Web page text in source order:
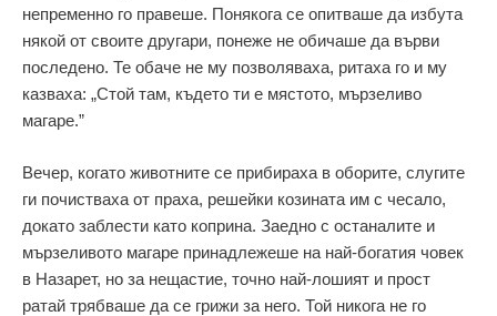
непременно го правеше. Понякога се опитваше да избута
някой от своите другари, понеже не обичаше да върви
последено. Те обаче не му позволяваха, ритаха го и му
казваха: „Стой там, където ти е мястото, мързеливо
магаре.”
Вечер, когато животните се прибираха в оборите, слугите
ги почистваха от праха, решейки козината им с чесало,
докато заблести като коприна. Заедно с останалите и
мързеливото магаре принадлежеше на най-богатия човек
в Назарет, но за нещастие, точно най-лошият и прост
ратай трябваше да се грижи за него. Той никога не го